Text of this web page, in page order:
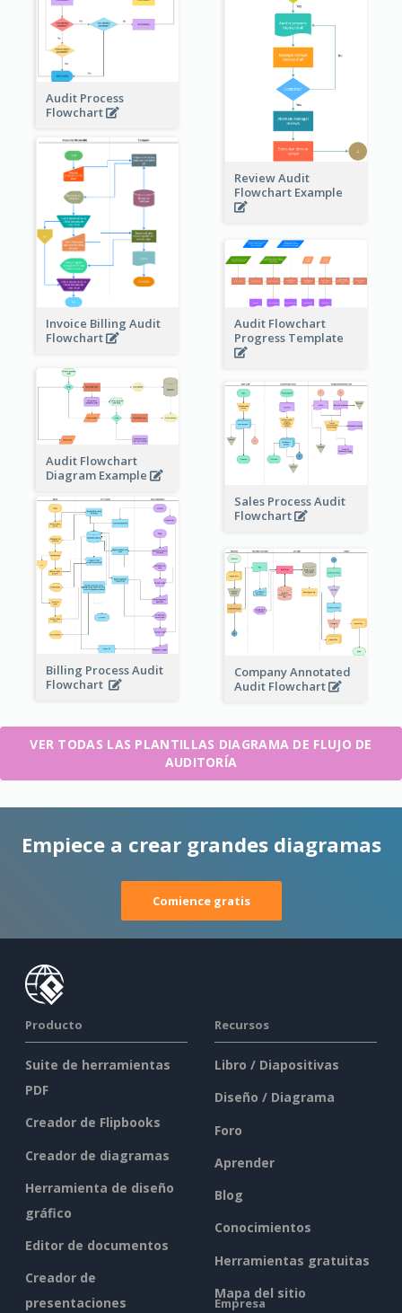
Audit Process
Flowchart
Review Audit
Flowchart Example
Invoice Billing Audit
Flowchart
Audit Flowchart
Progress Template
Audit Flowchart
Diagram Example
Sales Process Audit
Flowchart
Billing Process Audit
Flowchart
Company Annotated
Audit Flowchart
VER TODAS LAS PLANTILLAS DIAGRAMA DE FLUJO DE
AUDITORÍA
Empiece a crear grandes diagramas
Comience gratis
Producto
Suite de herramientas
PDF
Creador de Flipbooks
Creador de diagramas
Herramienta de diseño
gráfico
Editor de documentos
Creador de
presentaciones
Recursos
Libro / Diapositivas
Diseño / Diagrama
Foro
Aprender
Blog
Conocimientos
Herramientas gratuitas
Mapa del sitio
Empresa